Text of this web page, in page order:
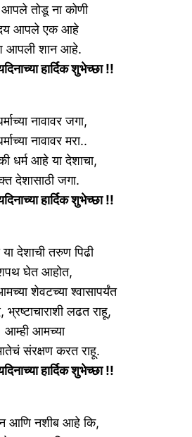
आपले तोडू ना कोणी
आपले एक आहे
आपली शान आहे.
हार्दिक शुभेच्छा !!
नावावर जगा,
नावावर मरा..
धर्म आहे या देशाचा,
देशासाठी जगा.
हार्दिक शुभेच्छा !!
देशाची तरुण पिढी
घेत आहोत,
शेवटच्या श्वासापर्यंत
लढत राहू,
आम्ही आमच्या
संरक्षण करत राहू.
हार्दिक शुभेच्छा !!
आणि नशीब आहे कि,